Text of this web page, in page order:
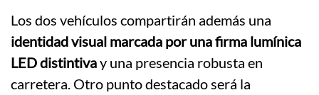
Los dos vehículos compartirán además una
identidad visual marcada por una firma lumínica
LED distintivay una presencia robusta en
carretera. Otro punto destacado será la